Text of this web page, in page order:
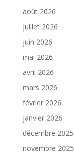
août 2026
juillet 2026
juin 2026
mai 2026
avril 2026
mars 2026
février 2026
janvier 2026
décembre 2025
novembre 2025